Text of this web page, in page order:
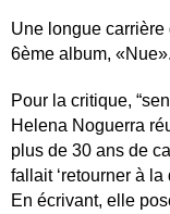
Une longue carrière
6ème album, «Nue».
Pour la critique,
Helena Noguerra
plus de 30 ans de
fallait ‘retourner à
En écrivant, elle